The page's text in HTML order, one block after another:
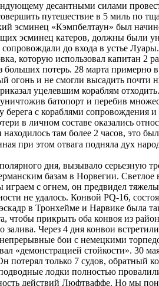
десантными силами
путешествие в 5 миль по
эсминец «Кэмпбелтаун» был
эсминец катеров, должны были
до входа в устье
которую использовал капитан 2
потерь. 28 марта примерно
огонь и не смогли высадить почти
уцелевшим кораблям
батопорт и перебив
берега с кораблями
в личном составе оказались
там более 2 часов, это
при этом отвага подняла дух
дня, вызывало серьезную
базам в Норвегии.
с огнем, он предвидел
не удалось. Конвой PQ-16,
в Тронхейме и Нарвике была
прикрыть оба конвоя из
Через 4 дня конвои
бои с немецкими
«демонстрацией стойкости». 30
только 7 судов, обратный
лодки полностью
действий Люфтваффе. Но мы